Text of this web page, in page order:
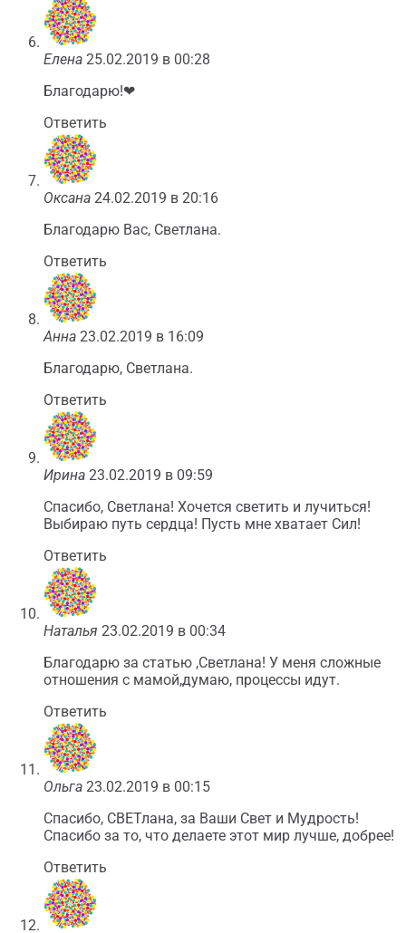
Елена 25.02.2019 в 00:28
Благодарю!❤
Ответить
Оксана 24.02.2019 в 20:16
Благодарю Вас, Светлана.
Ответить
Анна 23.02.2019 в 16:09
Благодарю, Светлана.
Ответить
Ирина 23.02.2019 в 09:59
Спасибо, Светлана! Хочется светить и лучиться!
Выбираю путь сердца! Пусть мне хватает Сил!
Ответить
Наталья 23.02.2019 в 00:34
Благодарю за статью ,Светлана! У меня сложные
отношения с мамой,думаю, процессы идут.
Ответить
Ольга 23.02.2019 в 00:15
Спасибо, СВЕТлана, за Ваши Свет и Мудрость!
Спасибо за то, что делаете этот мир лучше, добрее!
Ответить